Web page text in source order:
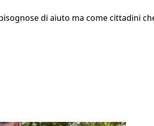
di aiuto ma come cittadini